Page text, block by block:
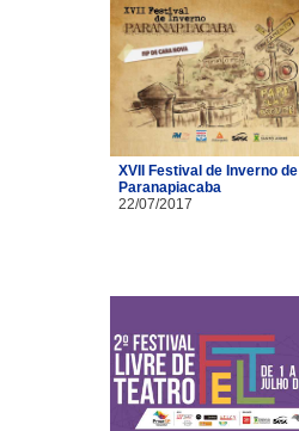
XVII Festival de Inverno de
Paranapiacaba
22/07/2017